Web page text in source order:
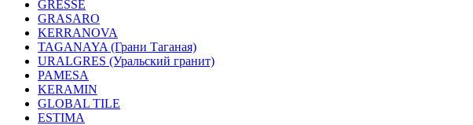
GRESSE
GRASARO
KERRANOVA
TAGANAYA (Грани Таганая)
URALGRES (Уральский гранит)
PAMESA
KERAMIN
GLOBAL TILE
ESTIMA